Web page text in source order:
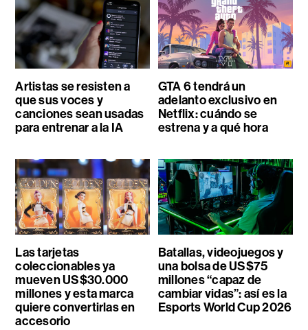
Artistas se resisten a
que sus voces y
canciones sean usadas
para entrenar a la IA
GTA 6 tendrá un
adelanto exclusivo en
Netflix: cuándo se
estrena y a qué hora
Las tarjetas
coleccionables ya
mueven US$30.000
millones y esta marca
quiere convertirlas en
accesorio
Batallas, videojuegos y
una bolsa de US$75
millones “capaz de
cambiar vidas”: así es la
Esports World Cup 2026